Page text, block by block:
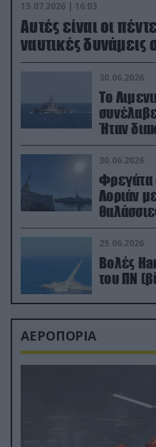
15.07.2026 | 16:03
Aυτές είναι οι
ναυτικές δυνάμεις
30.06.2026
Το
Ήταν
30.06.2026
Φρεγάτα
Λοριάν
θαλάσσιες δοκιμές
25.06.2026
Βολές
του ΠΝ
ΑΕΡΟΠΟΡΙΑ